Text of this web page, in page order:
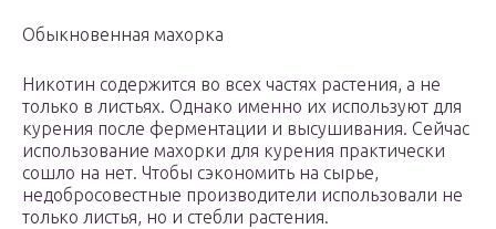
Обыкновенная махорка
Никотин содержится во всех частях растения, а не
только в листьях. Однако именно их используют для
курения после ферментации и высушивания. Сейчас
использование махорки для курения практически
сошло на нет. Чтобы сэкономить на сырье,
недобросовестные производители использовали не
только листья, но и стебли растения.